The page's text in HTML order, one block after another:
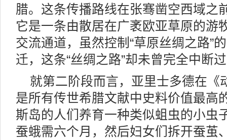
腊。这条传播路线在张骞凿空西域之
它是一条由散居在广袤欧亚草原的游
交流通道，虽然控制“草原丝绸之路”
迁，这条“丝绸之路”却未曾完全中断
就第二阶段而言，亚里士多德在《
是所有传世希腊文献中史料价值最高
斯岛的人们养育一种类似蛆虫的小虫
蚕蛾需六个月，然后妇女们拆开蚕茧